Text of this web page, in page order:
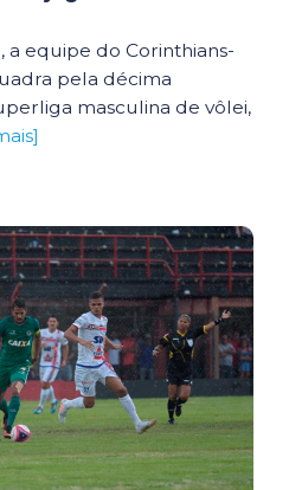
a equipe do Corinthians-
pela décima
masculina de vôlei,